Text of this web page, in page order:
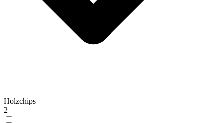
Holzchips
2